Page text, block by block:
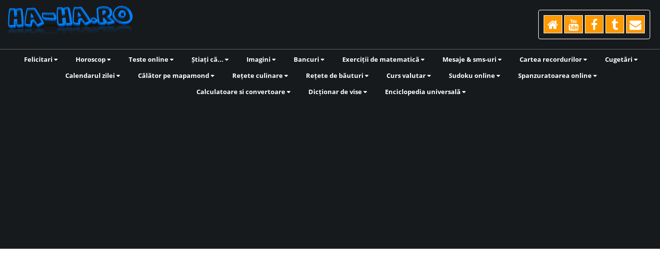
Felicitari Horoscop Teste online Știați că... Imagini Bancuri Exerciții de matematică Mesaje & sms-uri Cartea recordurilor
Cugetări
Calendarul zilei
Călător pe mapamond Rețete culinare Rețete de băuturi Curs valutar Sudoku online
Spanzuratoarea online
Calculatoare si convertoare
Dicționar de vise Enciclopedia universală